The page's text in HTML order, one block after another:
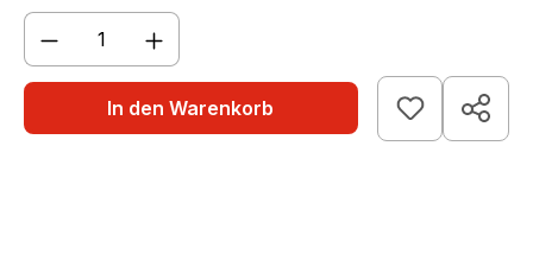
Produkt Anzahl: Gib den gewünschten
In den Warenkorb